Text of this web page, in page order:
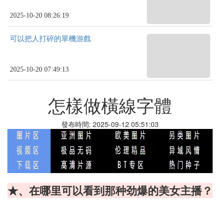
2025-10-20 08:26:19
可以把人打碎的單機游戲
2025-10-20 07:49:13
怎樣做橫線字體
發布時間: 2025-09-12 05:51:03
★、在哪里可以看到那种劲爆的美女主播？